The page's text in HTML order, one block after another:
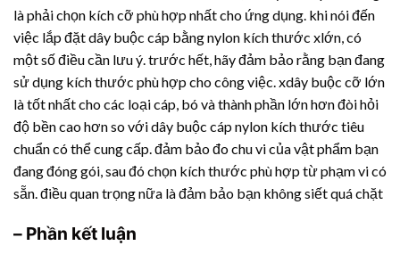
là phải chọn kích cỡ phù hợp nhất cho ứng dụng. khi nói đến
việc lắp đặt dây buộc cáp bằng nylon kích thước xlớn, có
một số điều cần lưu ý. trước hết, hãy đảm bảo rằng bạn đang
sử dụng kích thước phù hợp cho công việc. xdây buộc cỡ lớn
là tốt nhất cho các loại cáp, bó và thành phần lớn hơn đòi hỏi
độ bền cao hơn so với dây buộc cáp nylon kích thước tiêu
chuẩn có thể cung cấp. đảm bảo đo chu vi của vật phẩm bạn
đang đóng gói, sau đó chọn kích thước phù hợp từ phạm vi có
sẵn. điều quan trọng nữa là đảm bảo bạn không siết quá chặt
– Phần kết luận